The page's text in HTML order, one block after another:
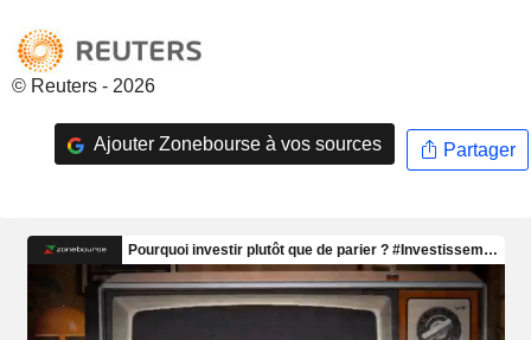
© Reuters - 2026
Ajouter Zonebourse à vos sources Partager